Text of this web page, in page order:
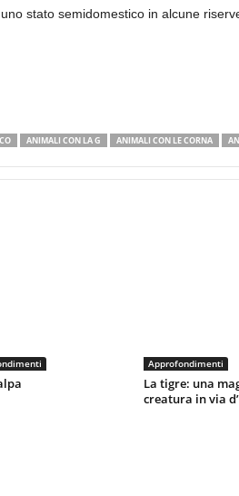
stato semidomestico in alcune
ANIMALI CON LA G ANIMALI CON LE CORNA
Approfondimenti
La tigre: una
creatura in via